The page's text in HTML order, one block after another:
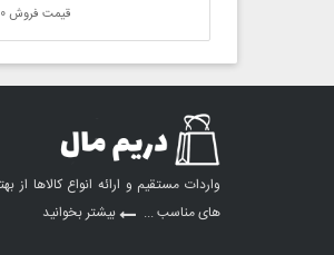
قیمت فروش
واردات مستقیم و ارائه انواع کالاها از
های مناسب ...
بیشتر بخوانید